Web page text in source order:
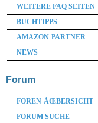
WEITERE FAQ SEITEN
BUCHTIPPS
AMAZON-PARTNER
NEWS
Forum
FOREN-ÃŒBERSICHT
FORUM SUCHE